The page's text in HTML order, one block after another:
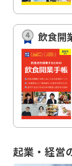
飲食開
起業・経営